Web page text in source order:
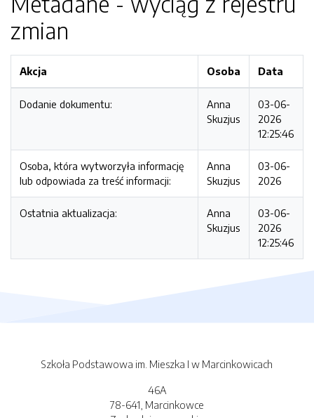
zmian
Akcja Osoba Data
Dodanie dokumentu:
Anna
Skuzjus
03-06-
2026
12:25:46
Osoba, która wytworzyła informację
lub odpowiada za treść informacji:
Anna
Skuzjus
03-06-
2026
Ostatnia aktualizacja:
Anna
Skuzjus
03-06-
2026
12:25:46
Szkoła Podstawowa im. Mieszka I w Marcinkowicach
46A
78-641, Marcinkowce